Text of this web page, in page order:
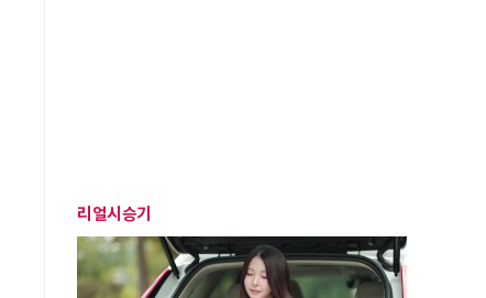
리얼시승기